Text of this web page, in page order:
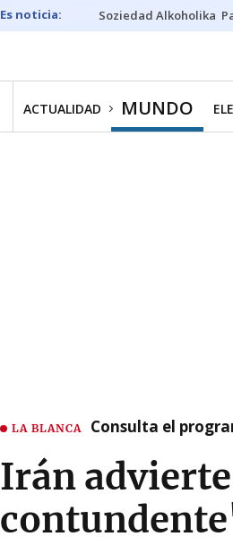
Soziedad Alkoholika
ACTUALIDAD MUNDO
LA BLANCA Consulta el
Irán advierte